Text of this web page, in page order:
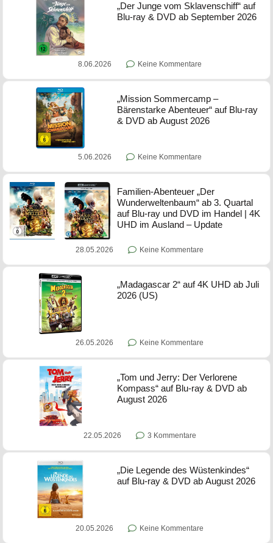
„Der Junge vom Sklavenschiff“ auf
Blu-ray & DVD ab September 2026
8.06.2026 Keine Kommentare
„Mission Sommercamp –
Bärenstarke Abenteuer“ auf Blu-ray
& DVD ab August 2026
5.06.2026 Keine Kommentare
Familien-Abenteuer „Der
Wunderweltenbaum“ ab 3. Quartal
auf Blu-ray und DVD im Handel | 4K
UHD im Ausland – Update
28.05.2026 Keine Kommentare
„Madagascar 2“ auf 4K UHD ab Juli
2026 (US)
26.05.2026 Keine Kommentare
„Tom und Jerry: Der Verlorene
Kompass“ auf Blu-ray & DVD ab
August 2026
22.05.2026 3 Kommentare
„Die Legende des Wüstenkindes“
auf Blu-ray & DVD ab August 2026
20.05.2026 Keine Kommentare